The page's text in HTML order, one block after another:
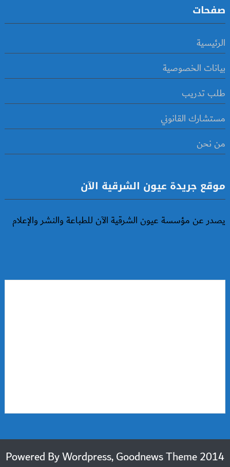
صفحات
الرئيسية
بيانات الخصوصية
طلب تدريب
مستشارك القانوني
من نحن
موقع جريدة عيون الشرقية الآن
يصدر عن مؤسسة عيون الشرقية الآن للطباعة والنشر والإعلام
2014 Powered By Wordpress, Goodnews Theme